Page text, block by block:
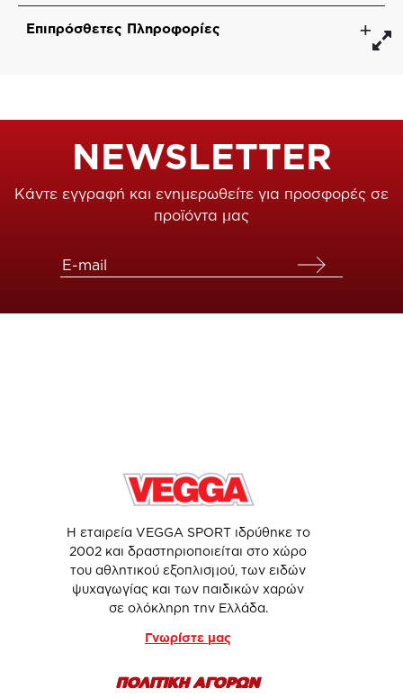
Επιπρόσθετες Πληροφορίες
NEWSLETTER
Κάντε εγγραφή και ενημερωθείτε για προσφορές σε
προϊόντα μας
Η εταιρεία VEGGA SPORT ιδρύθηκε το
2002 και δραστηριοποιείται στο χώρο
του αθλητικού εξοπλισμού, των ειδών
ψυχαγωγίας και των παιδικών χαρών
σε ολόκληρη την Ελλάδα.
Γνωρίστε μας
ΠΟΛΙΤΙΚΗ ΑΓΟΡΩΝ